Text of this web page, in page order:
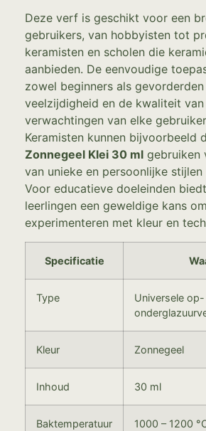
Deze verf is geschikt voor een
gebruikers, van hobbyisten tot
keramisten en scholen die
aanbieden. De eenvoudige
zowel beginners als
veelzijdigheid en de kwaliteit
verwachtingen van elke
Keramisten kunnen bijvoorbeeld
Zonnegeel Klei 30 ml gebruiken
van unieke en persoonlijke stijlen
Voor educatieve doeleinden
leerlingen een geweldige kans
experimenteren met kleur en
Specificatie
Type
Universele op-
Kleur Zonnegeel
Inhoud 30 ml
Baktemperatuur 1000 – 1200